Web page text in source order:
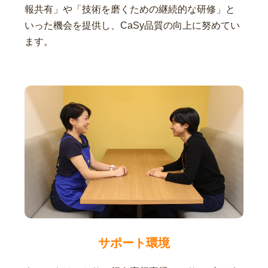
報共有」や「技術を磨くための継続的な研修」と
いった機会を提供し、CaSy品質の向上に努めてい
ます。
サポート環境